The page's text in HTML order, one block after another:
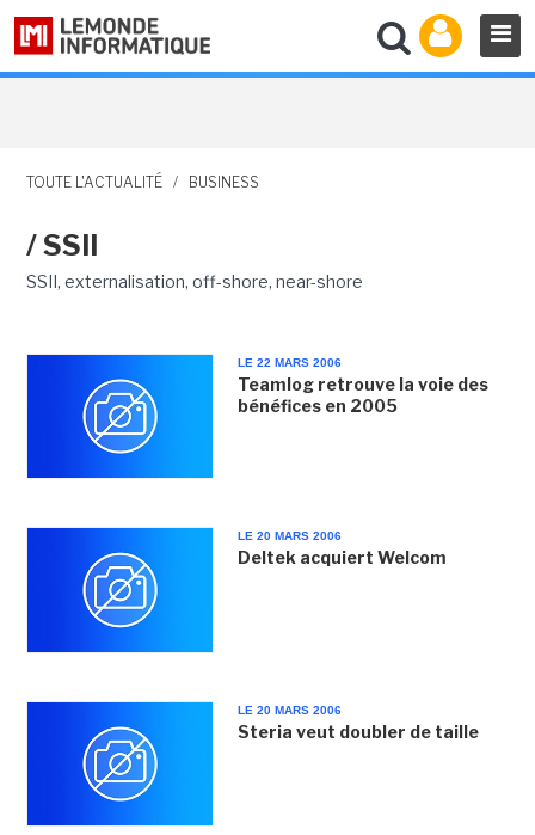
TOUTE L'ACTUALITÉ / BUSINESS
/ SSII
SSII, externalisation, off-shore, near-shore
LE 22 MARS 2006
Teamlog retrouve la voie des
bénéfices en 2005
LE 20 MARS 2006
Deltek acquiert Welcom
LE 20 MARS 2006
Steria veut doubler de taille